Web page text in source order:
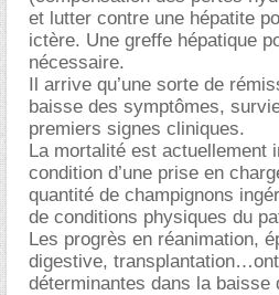
et lutter contre une hépatite
ictère. Une greffe hépatique
nécessaire.
Il arrive qu’une sorte de
baisse des symptômes,
premiers signes cliniques.
La mortalité est actuellement
condition d’une prise en
quantité de champignons
de conditions physiques du
Les progrès en réanimation,
digestive,
déterminantes dans la baisse